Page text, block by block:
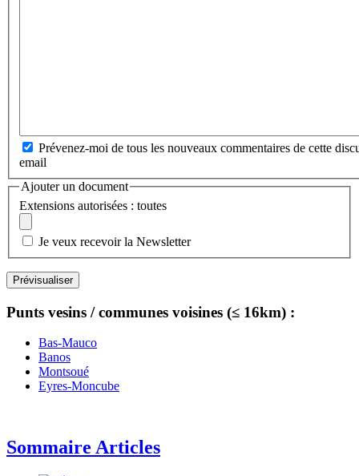
Prévenez-moi de tous les nouveaux commentaires de cette
email
Ajouter un document
Extensions autorisées : toutes
Je veux recevoir la Newsletter
Punts vesins / communes voisines (≤ 16km) :
Bas-Mauco
Banos
Montsoué
Eyres-Moncube
Sommaire Articles